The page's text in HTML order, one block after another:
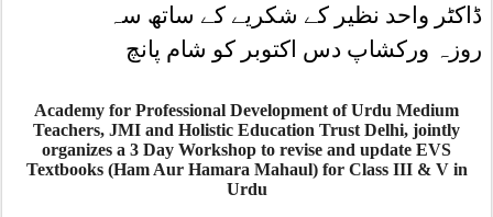
ڈاکٹر واحد نظیر کے شکریے کے ساتھ سہ
روزہ ورکشاپ دس اکتوبر کو شام پانچ
Academy for Professional Development of Urdu Medium
Teachers, JMI and Holistic Education Trust Delhi, jointly
organizes a 3 Day Workshop to revise and update EVS
Textbooks (Ham Aur Hamara Mahaul) for Class III & V in
Urdu